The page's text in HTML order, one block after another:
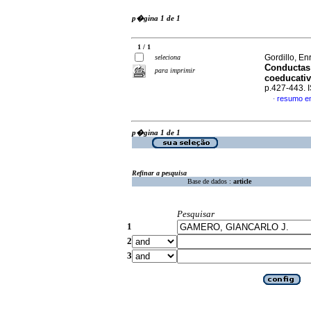
p�gina 1 de 1
1 / 1
seleciona
para imprimir
Gordillo,
p.427-443.
· resumo
p�gina 1 de 1
Refinar a pesquisa
Base de dados : article
Pesquisar
1
2
3